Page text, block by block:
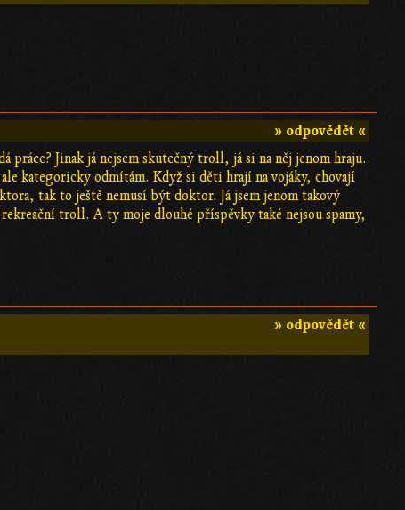
» odpovědět «
Jinak já nejsem skutečný troll, já si na něj jenom hraju.
kategoricky odmítám. Když si děti hrají na vojáky, chovají
tak to ještě nemusí být doktor. Já jsem jenom takový
troll. A ty moje dlouhé příspěvky také nejsou spamy,
» odpovědět «